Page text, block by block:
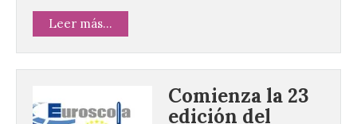
Leer más...
Comienza la 23
edición del